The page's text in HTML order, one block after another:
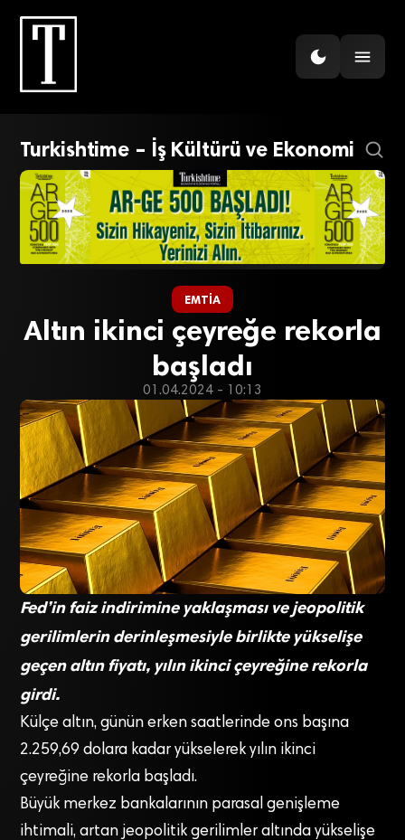
Turkishtime – İş Kültürü ve Ekonomi
EMTIA
Altın ikinci çeyreğe rekorla
başladı
01.04.2024 - 10:13
Fed’in faiz indirimine yaklaşması ve jeopolitik
gerilimlerin derinleşmesiyle birlikte yükselişe
geçen altın fiyatı, yılın ikinci çeyreğine rekorla
girdi.
Külçe altın, günün erken saatlerinde ons başına
2.259,69 dolara kadar yükselerek yılın ikinci
çeyreğine rekorla başladı.
Büyük merkez bankalarının parasal genişleme
ihtimali, artan jeopolitik gerilimler altında yükselişe